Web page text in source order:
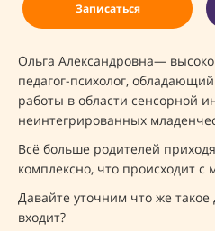
Записаться
Ольга Александровна—
педагог-психолог,
работы в области сенсорной
неинтегрированных
Всё больше родителей
комплексно, что происходит с
Давайте уточним что же такое
входит?